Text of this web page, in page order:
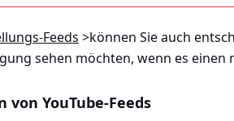
Feeds >können Sie auch
sehen möchten, wenn es einen
von YouTube-Feeds